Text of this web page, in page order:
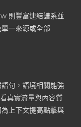
則豐富連結譜系並
一來源或全部
句，語境相關能強
真實流量與內容質
上下文提高點擊與